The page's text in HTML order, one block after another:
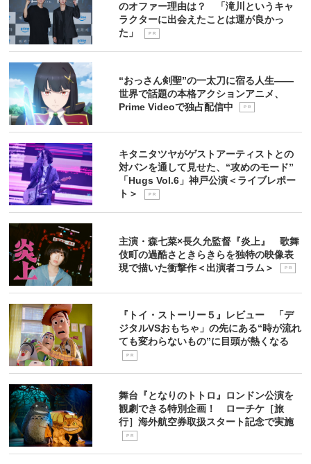
のオファー理由は？ 「滝川というキャ
ラクターに出会えたことは運が良かっ
た」
P R
“おっさん剣聖”の一太刀に宿る人生――
世界で話題の本格アクションアニメ、
Prime Videoで独占配信中
P R
キタニタツヤがゲストアーティストとの
対バンを通して見せた、“攻めのモード”
「Hugs Vol.6」神戸公演＜ライブレポー
ト＞
P R
主演・森七菜×長久允監督『炎上』 歌舞
伎町の過酷さときらきらを独特の映像表
現で描いた衝撃作＜出演者コラム＞
P R
『トイ・ストーリー５』レビュー 「デ
ジタルVSおもちゃ」の先にある“時が流れ
ても変わらないもの”に目頭が熱くなる
P R
舞台『となりのトトロ』ロンドン公演を
観劇できる特別企画！ ローチケ［旅
行］海外航空券取扱スタート記念で実施
P R